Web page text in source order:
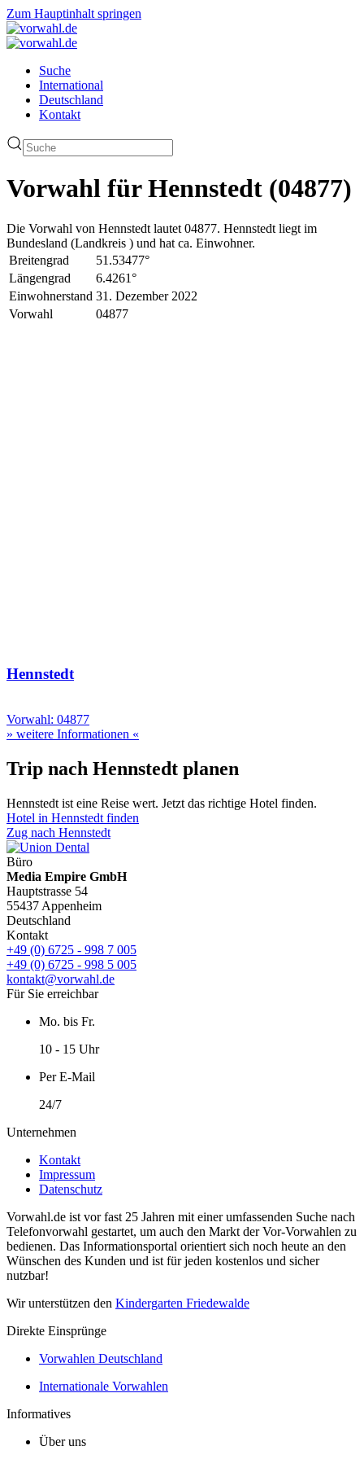
Zum Hauptinhalt springen
Suche
International
Deutschland
Kontakt
Vorwahl für Hennstedt (04877)
Die Vorwahl von Hennstedt lautet 04877. Hennstedt liegt im
Bundesland (Landkreis ) und hat ca. Einwohner.
Breitengrad
51.53477°
Längengrad
6.4261°
Einwohnerstand 31. Dezember 2022
Vorwahl
04877
Hennstedt
Vorwahl: 04877
» weitere Informationen «
Trip nach Hennstedt planen
Hennstedt ist eine Reise wert. Jetzt das richtige Hotel finden.
Hotel in Hennstedt finden
Zug nach Hennstedt
Büro
Media Empire GmbH
Hauptstrasse 54
55437 Appenheim
Deutschland
Kontakt
+49 (0) 6725 - 998 7 005
+49 (0) 6725 - 998 5 005
kontakt@vorwahl.de
Für Sie erreichbar
Mo. bis Fr.
10 - 15 Uhr
Per E-Mail
24/7
Unternehmen
Kontakt
Impressum
Datenschutz
Vorwahl.de ist vor fast 25 Jahren mit einer umfassenden Suche nach
Telefonvorwahl gestartet, um auch den Markt der Vor-Vorwahlen zu
bedienen. Das Informationsportal orientiert sich noch heute an den
Wünschen des Kunden und ist für jeden kostenlos und sicher
nutzbar!
Wir unterstützen den Kindergarten Friedewalde
Direkte Einsprünge
Vorwahlen Deutschland
Internationale Vorwahlen
Informatives
Über uns